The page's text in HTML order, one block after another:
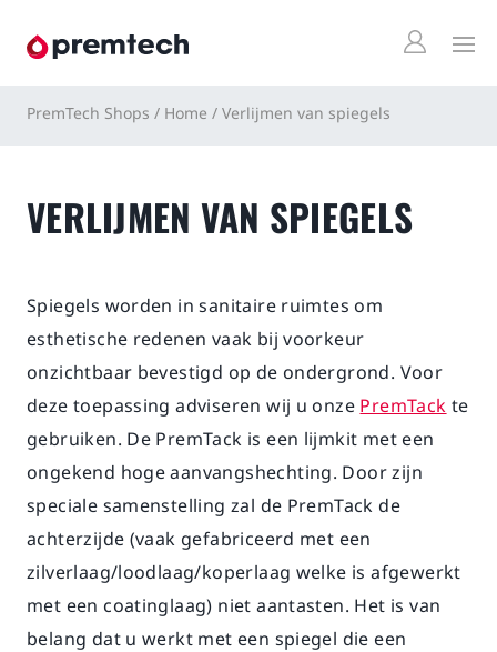
PremTech Shops / Home / Verlijmen van spiegels
VERLIJMEN VAN SPIEGELS
Spiegels worden in sanitaire ruimtes om
esthetische redenen vaak bij voorkeur
onzichtbaar bevestigd op de ondergrond. Voor
deze toepassing adviseren wij u onze PremTack te
gebruiken. De PremTack is een lijmkit met een
ongekend hoge aanvangshechting. Door zijn
speciale samenstelling zal de PremTack de
achterzijde (vaak gefabriceerd met een
zilverlaag/loodlaag/koperlaag welke is afgewerkt
met een coatinglaag) niet aantasten. Het is van
belang dat u werkt met een spiegel die een
Wir Verbinden
Aktuell
Geschichte
Standort
Kontakt
Karriere
2-K Abdichtung
Luftdicht
Andere Abdichtung
Klebstoffe
Bänder
Elektrische Steckverbinder
Entfetten
Polieren
Sauber
Tücher & Papier
Sauber
Beschichtungen
Lack
Abdeckbänder
Grundierung
Schmiermittel
Teile
Düsen
Werkzeuge
System